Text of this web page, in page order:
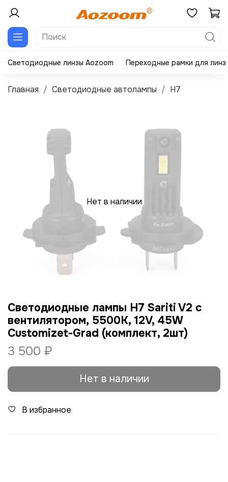
Светодиодные линзы Aozoom Переходные рамки для линз
Главная Светодиодные автолампы H7
Нет в наличии
Cветодиодные лампы H7 Sariti V2 с
вентилятором, 5500К, 12V, 45W
Customizet-Grad (комплект, 2шт)
3 500 ₽
Нет в наличии
В избранное